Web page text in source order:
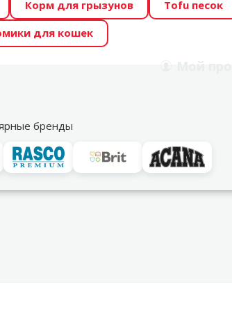
отличные цены на ТОП-овые корма! 🍖
Твой питомец станет звездой
Корм для грызунов
Tofu песок
для кошек
бренды
Акции